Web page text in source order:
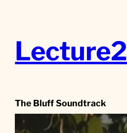
The Bluff Soundtrack